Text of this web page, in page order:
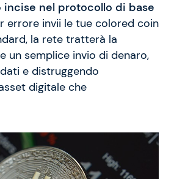
incise nel protocollo di base
errore invii le tue colored coin
la rete tratterà la
un semplice invio di denaro,
e distruggendo
digitale che